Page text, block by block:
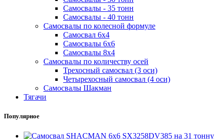
Самосвалы - 35 тонн
Самосвалы - 40 тонн
Самосвалы по колесной формуле
Самосвал 6х4
Самосвалы 6х6
Самосвалы 8х4
Самосвалы по количеству осей
Трехосный самосвал (3 оси)
Четырехосный самосвал (4 оси)
Самосвалы Шакман
Тягачи
Популярное